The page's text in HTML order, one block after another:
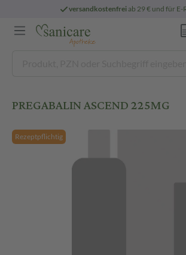
versandkostenfreiab 29 € und für E-
PREGABALIN ASCEND 225MG
Rezeptpflichtig